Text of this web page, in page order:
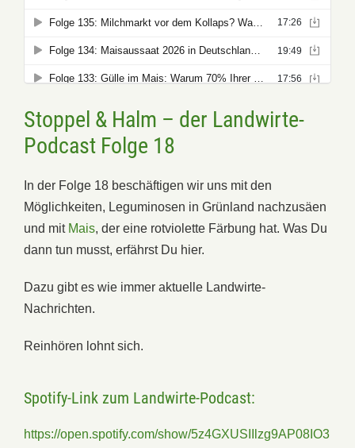
Stoppel & Halm – der Landwirte-
Podcast Folge 18
In der Folge 18 beschäftigen wir uns mit den
Möglichkeiten, Leguminosen in Grünland nachzusäen
und mit Mais, der eine rotviolette Färbung hat. Was Du
dann tun musst, erfährst Du hier.
Dazu gibt es wie immer aktuelle Landwirte-
Nachrichten.
Reinhören lohnt sich.
Spotify-Link zum Landwirte-Podcast:
https://open.spotify.com/show/5z4GXUSIIlzg9AP08IO3